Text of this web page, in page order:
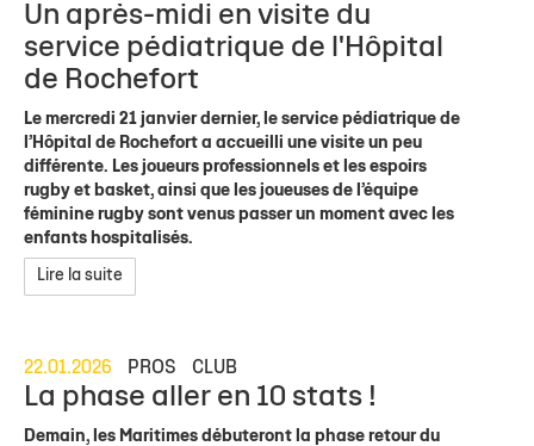
Un après-midi en visite du
service pédiatrique de l'Hôpital
de Rochefort
Le mercredi 21 janvier dernier, le service pédiatrique de
l’Hôpital de Rochefort a accueilli une visite un peu
différente. Les joueurs professionnels et les espoirs
rugby et basket, ainsi que les joueuses de l’équipe
féminine rugby sont venus passer un moment avec les
enfants hospitalisés.
Lire la suite
22.01.2026 PROS CLUB
La phase aller en 10 stats !
Demain, les Maritimes débuteront la phase retour du